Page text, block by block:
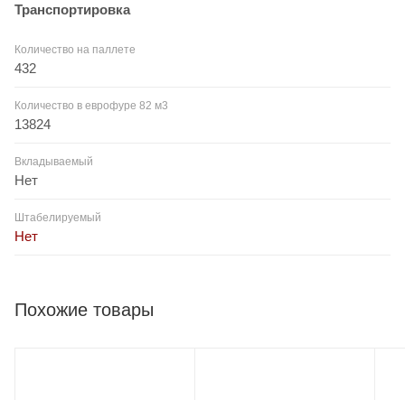
Транспортировка
Количество на паллете
432
Количество в еврофуре 82 м3
13824
Вкладываемый
Нет
Штабелируемый
Нет
Похожие товары